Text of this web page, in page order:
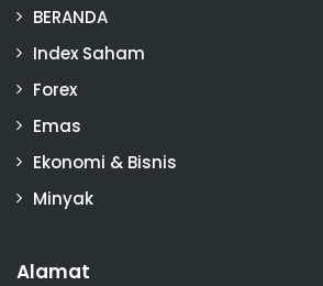
BERANDA
Index Saham
Forex
Emas
Ekonomi & Bisnis
Minyak
Alamat